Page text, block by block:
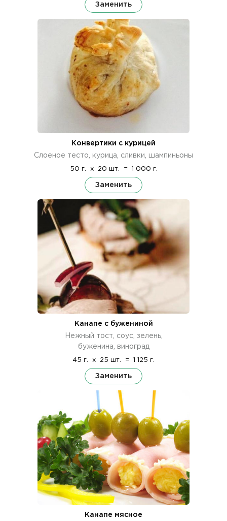
Заменить
Конвертики с курицей
Слоеное тесто, курица, сливки, шампиньоны
50 г. x 20 шт. = 1 000 г.
Заменить
Канапе с бужениной
Нежный тост, соус, зелень,
буженина, виноград
45 г. x 25 шт. = 1 125 г.
Заменить
Канапе мясное